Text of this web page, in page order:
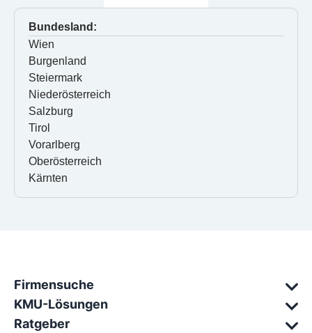
Bundesland:
Wien
Burgenland
Steiermark
Niederösterreich
Salzburg
Tirol
Vorarlberg
Oberösterreich
Kärnten
Firmensuche
KMU-Lösungen
Ratgeber